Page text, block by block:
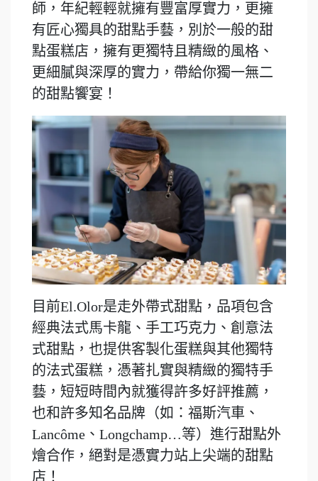
師，年紀輕輕就擁有豐富厚實力，更擁
有匠心獨具的甜點手藝，別於一般的甜
點蛋糕店，擁有更獨特且精緻的風格、
更細膩與深厚的實力，帶給你獨一無二
的甜點饗宴！
目前El.Olor是走外帶式甜點，品項包含
經典法式馬卡龍、手工巧克力、創意法
式甜點，也提供客製化蛋糕與其他獨特
的法式蛋糕，憑著扎實與精緻的獨特手
藝，短短時間內就獲得許多好評推薦，
也和許多知名品牌（如：福斯汽車、
Lancôme、Longchamp…等）進行甜點外
燴合作，絕對是憑實力站上尖端的甜點
店！